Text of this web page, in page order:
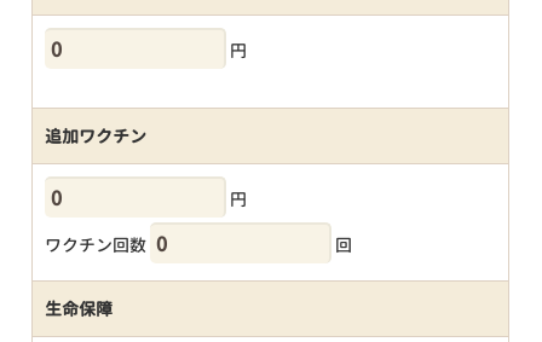
円
追加ワクチン
円
ワクチン回数
回
生命保障